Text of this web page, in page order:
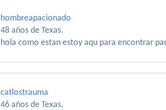
hombreapacionado
48 años de Texas.
hola como estan estoy aqu para encontrar
catlostrauma
46 años de Texas.